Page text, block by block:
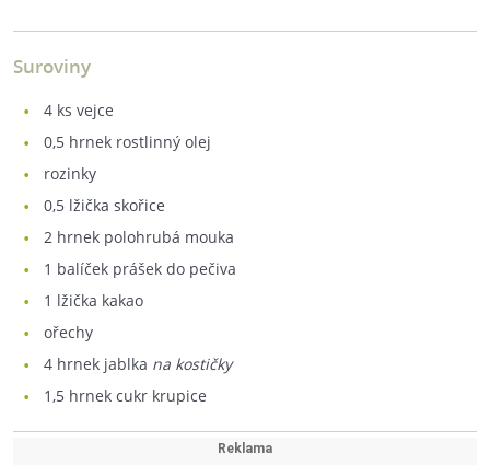
Suroviny
4 ks vejce
0,5 hrnek rostlinný olej
rozinky
0,5 lžička skořice
2 hrnek polohrubá mouka
1 balíček prášek do pečiva
1 lžička kakao
ořechy
4 hrnek jablka na kostičky
1,5 hrnek cukr krupice